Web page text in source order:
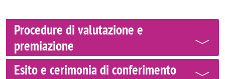
Procedure di valutazione e
premiazione
Esito e cerimonia di conferimento